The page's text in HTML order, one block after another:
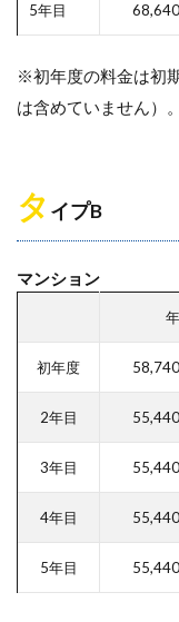
5年目
※初年度の料金は初
は含めていません）。
タ イプB
マンション
初年度
2年目
3年目
4年目
5年目